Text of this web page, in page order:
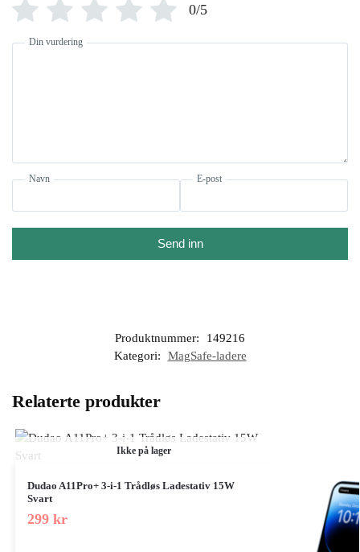
0/5
Din vurdering
Navn E-post
Send inn
Produktnummer:
149216
Kategori:
MagSafe-ladere
Relaterte produkter
Ikke på lager
Dudao A11Pro+ 3-i-1 Trådløs Ladestativ 15W
Svart
299 kr